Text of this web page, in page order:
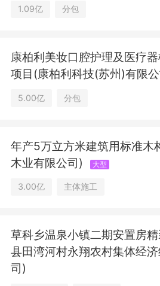
1.09亿 分包
康柏利美妆口腔护理及医疗
项目(康柏利科技(苏州)有限
5.00亿 分包
年产5万立方米建筑用标准木
木业有限公司)
大型
3.00亿 主体施工
草科乡温泉小镇二期安置房
县田湾河村永翔农村集体经
司)